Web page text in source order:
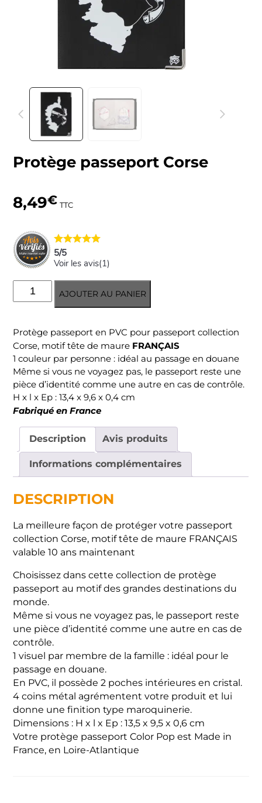
Protège passeport Corse
Protège passeport en PVC pour passeport collection
Corse, motif tête de maure FRANÇAIS
1 couleur par personne : idéal au passage en douane
Même si vous ne voyagez pas, le passeport reste une
pièce d’identité comme une autre en cas de contrôle.
H x l x Ep : 13,4 x 9,6 x 0,4 cm
Fabriqué en France
5/5
Voir les avis(1)
8,49€ TTC
quantité
de
passeport
Corse
AJOUTER AU PANIER
Description
Avis produits
Informations complémentaires
DESCRIPTION
La meilleure façon de protéger votre passeport
collection Corse, motif tête de maure FRANÇAIS
valable 10 ans maintenant
Choisissez dans cette collection de protège
passeport au motif des grandes destinations du
monde.
Même si vous ne voyagez pas, le passeport reste
une pièce d’identité comme une autre en cas de
contrôle.
1 visuel par membre de la famille : idéal pour le
passage en douane.
En PVC, il possède 2 poches intérieures en cristal.
4 coins métal agrémentent votre produit et lui
donne une finition type maroquinerie.
Dimensions : H x l x Ep : 13,5 x 9,5 x 0,6 cm
Votre protège passeport Color Pop est Made in
France, en Loire-Atlantique